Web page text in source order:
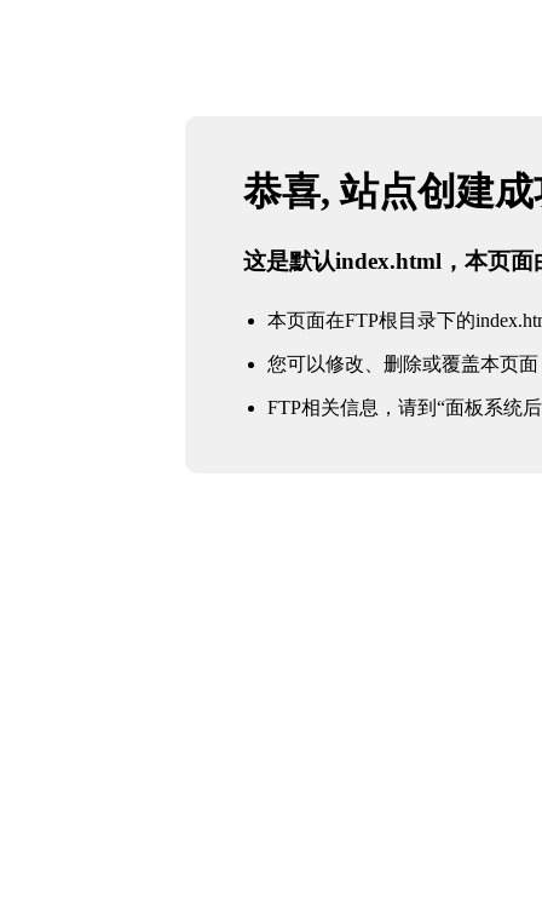
恭喜, 站点创建
这是默认index.html，本页面
本页面在FTP根目录下的
您可以修改、删除或覆盖本页面
FTP相关信息，请到“面板系统